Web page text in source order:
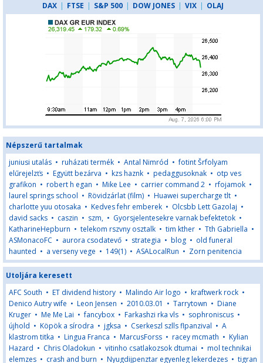
DAX | FTSE | S&P 500 | DOW JONES | VIX | OLAJ
Népszerű tartalmak
juniusi utalás • ruházati termék • Antal Nimród •fotint Šrfolyam
elűrejelzťs • Együtt bezárva • kzs haznk • pedaggusoknak • otp ves
grafikon • robert h egan • Mike Lee • carrier command 2 • rfojamok •
laurel springs school • Rövidzárlat (film) • Huawei supercharge tlt •
charlotte yuu otosaka • Kedves fehr emberek • Olcsbb Lett Gazolaj •
david sacks • caszin • szm, • Gyorsjelentesekre varnak befektetok •
KatharineHepburn • telekom rszvny osztalk • tim kther • Tth Gabriella •
ASMonacoFC • aurora csodatevő • strategia • blog • old funeral
haunted • a verseny vege • 149(1) • ASALocalRun • Zorn penitencia
Utoljára keresett
AFC South • ET dividend history • Malindo Air logo • kraftwerk rock •
Denico Autry wife • Leon Jensen • 2010.03.01 • Tarrytown • Diane
Kruger • Me Me Lai •fancybox • Farkashzi rka vls • sophroniscus •
újhold • Köpök a sírodra • jgksa • Cserkeszl szlls flpanzival • A
klastrom titka • Lingua Franca • MarcusForss • racey mcmath • Kylian
Hazard • Chris Oladokun • vitinho csatlakozsok dtumai • mol technikai
elemzes • crash and burn • Nyugdijpenztar egyenleg lekerdezes • tigran